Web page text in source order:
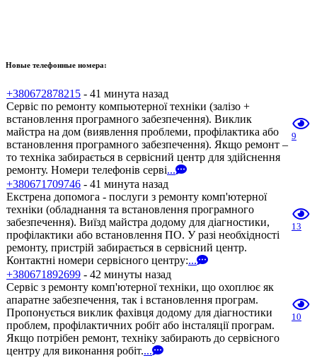
Новые телефонные номера:
+380672878215 - 41 минута назад
Сервіс по ремонту компьютерної техніки (залізо +
встановлення програмного забезпечення). Виклик
майстра на дом (виявлення проблеми, профілактика або
встановлення програмного забезпечення). Якщо ремонт –
то техніка забирається в сервісний центр для здійснення
ремонту. Номери телефонів серві...
9
+380671709746 - 41 минута назад
Екстрена допомога - послуги з ремонту комп'ютерної
техніки (обладнання та встановлення програмного
забезпечення). Виїзд майстра додому для діагностики,
профілактики або встановлення ПО. У разі необхідності
ремонту, пристрій забирається в сервісний центр.
Контактні номери сервісного центру:...
13
+380671892699 - 42 минуты назад
Сервіс з ремонту комп'ютерної техніки, що охоплює як
апаратне забезпечення, так і встановлення програм.
Пропонується виклик фахівця додому для діагностики
проблем, профілактичних робіт або інсталяції програм.
Якщо потрібен ремонт, техніку забирають до сервісного
центру для виконання робіт....
10